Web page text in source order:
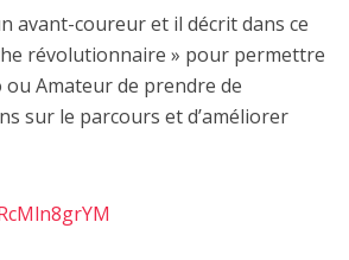
avant-coureur et il décrit dans ce
révolutionnaire » pour permettre
Amateur de prendre de
sur le parcours et d’améliorer